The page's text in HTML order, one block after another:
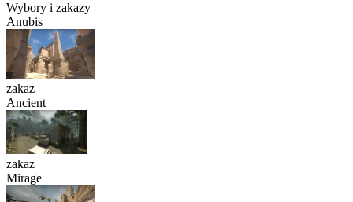
Wybory i zakazy
Anubis
zakaz
Ancient
zakaz
Mirage